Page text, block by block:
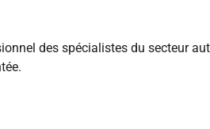
des spécialistes du secteur